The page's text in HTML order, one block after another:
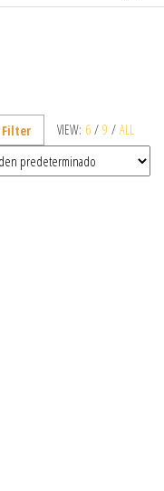
VIEW: 6 / 9 / ALL
Filter